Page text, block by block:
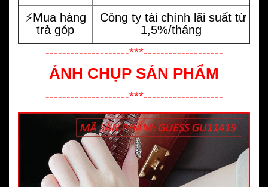
⚡️Mua hàng
trả góp
Công ty tài chính lãi suất từ
1,5%/tháng
--------------------***-------------------
ẢNH CHỤP SẢN PHẨM
--------------------***-------------------